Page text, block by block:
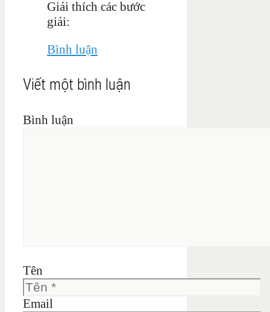
Giải thích các bước
giải:
Bình luận
Viết một bình luận
Bình luận
Tên
Email